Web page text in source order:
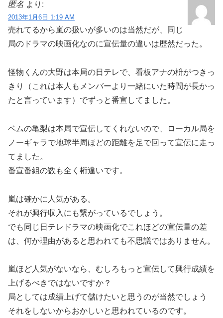
匿名 より:
2013年1月6日 1:19 AM
売れてるから嵐の扱いが多いのは当然だが、同じ
局のドラマの映画化なのに宣伝量の違いは歴然だった。
怪物くんの大野は本局の日テレで、看板アナの枡がつきっ
きり（これは本人もメンバーより一緒にいた時間が長かっ
たと言っています）でずっと番宣してました。
ベムの亀梨は本局で宣伝してくれないので、ローカル局を
ノーギャラで地球半周ほどの距離を足で回って宣伝に走っ
てました。
番宣番組の数も全く桁違いです。
嵐は確かに人気がある。
それが興行収入にも繋がっているでしょう。
でも同じ日テレドラマの映画化でこれほどの宣伝量の差
は、何か理由があると思われても不思議ではありません。
嵐ほど人気がないなら、むしろもっと宣伝して興行成績を
上げるべきではないですか？
局としては成績上げて儲けたいと思うのが当然でしょう
それをしないからおかしいと思われているのです。